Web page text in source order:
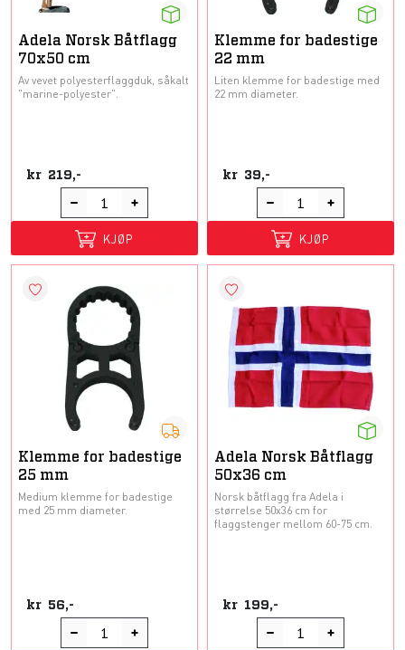
Adela Norsk Båtflagg
70x50 cm
Av vevet polyesterflaggduk, såkalt
"marine-polyester".
kr 219,-
KJØP
Klemme for badestige
22 mm
Liten klemme for badestige med
22 mm diameter.
kr 39,-
KJØP
Klemme for badestige
25 mm
Medium klemme for badestige
med 25 mm diameter.
kr 56,-
Adela Norsk Båtflagg
50x36 cm
Norsk båtflagg fra Adela i
størrelse 50x36 cm for
flaggstenger mellom 60-75 cm.
kr 199,-